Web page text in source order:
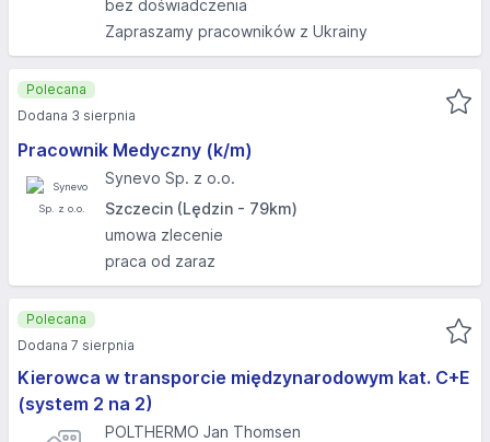
bez doświadczenia
Zapraszamy pracowników z Ukrainy
Pracownik Medyczny (k/m)
Synevo Sp. z o.o.
Szczecin (Lędzin - 79km)
umowa zlecenie
praca od zaraz
Polecana
Dodana 3 sierpnia
Kierowca w transporcie międzynarodowym kat. C+E
(system 2 na 2)
POLTHERMO Jan Thomsen
Polecana
Dodana 7 sierpnia